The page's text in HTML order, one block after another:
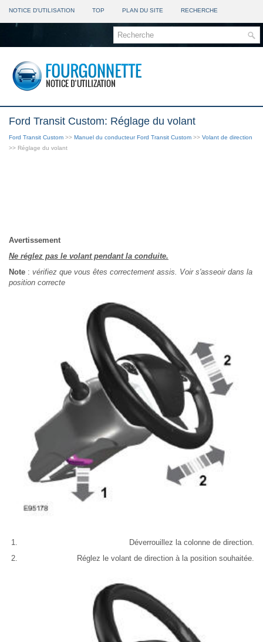
NOTICE D'UTILISATION TOP PLAN DU SITE RECHERCHE
Ford Transit Custom: Réglage du volant
Ford Transit Custom >> Manuel du conducteur Ford Transit Custom >> Volant de direction
>> Réglage du volant
Avertissement
Ne réglez pas le volant pendant la conduite.
Note : vérifiez que vous êtes correctement assis. Voir s'asseoir dans la
position correcte
Déverrouillez la colonne de direction.
Réglez le volant de direction à la position souhaitée.